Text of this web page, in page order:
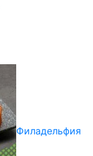
Филадельфия